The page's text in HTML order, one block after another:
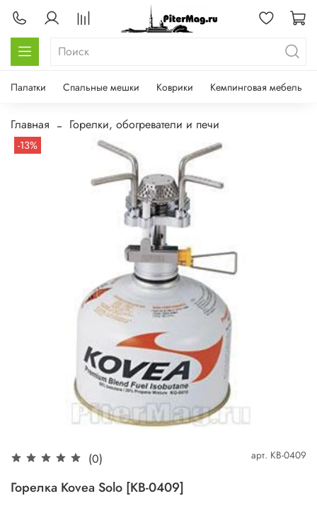
Палатки Спальные мешки Коврики Кемпинговая мебель
Главная Горелки, обогреватели и печи
-13%
(0) арт. KB-0409
Горелка Kovea Solo [KB-0409]